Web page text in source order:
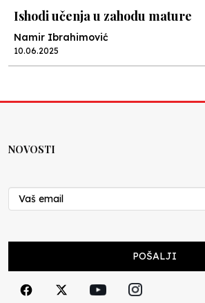
Ishodi učenja u zahodu mature
Namir Ibrahimović
10.06.2025
Nenad Veličković
29.10.2024
Cuke i djeca
NOVOSTI
POŠALJI